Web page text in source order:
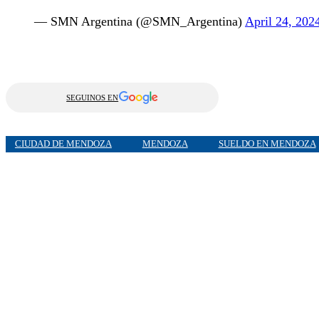
— SMN Argentina (@SMN_Argentina) April 24,
SEGUINOS EN
CIUDAD DE MENDOZA MENDOZA SUELDO EN MENDOZA